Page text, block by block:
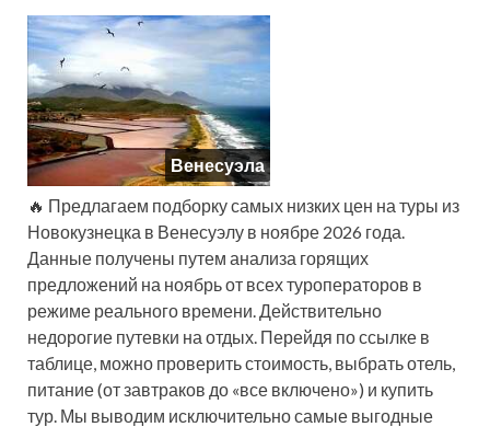
Венесуэла
🔥 Предлагаем подборку самых низких цен на туры из
Новокузнецка в Венесуэлу в ноябре 2026 года.
Данные получены путем анализа горящих
предложений на ноябрь от всех туроператоров в
режиме реального времени. Действительно
недорогие путевки на отдых. Перейдя по ссылке в
таблице, можно проверить стоимость, выбрать отель,
питание (от завтраков до «все включено») и купить
тур. Мы выводим исключительно самые выгодные